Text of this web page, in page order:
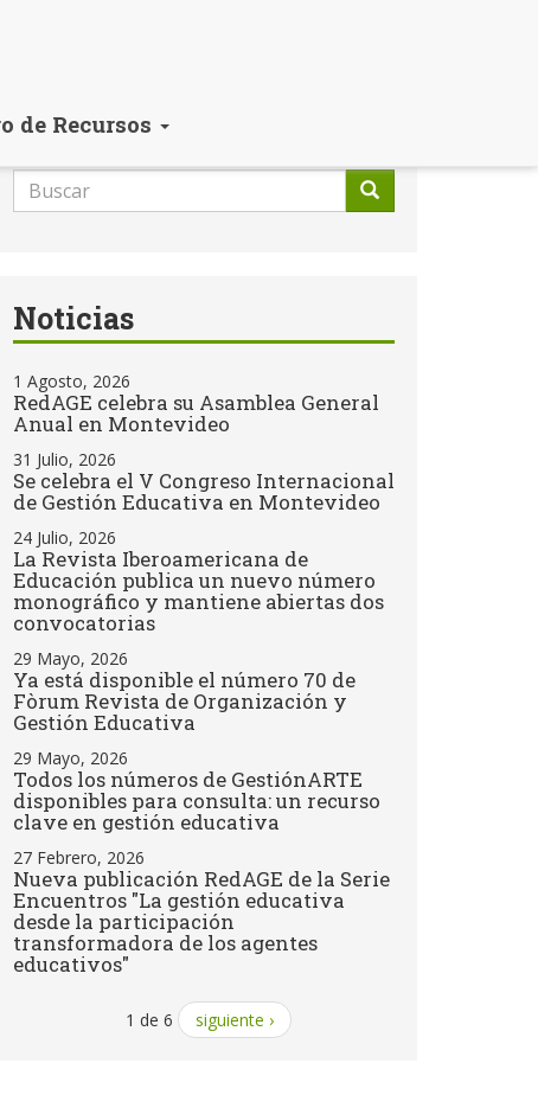
de Recursos
Formulario
de
Noticias
1 Agosto, 2026
RedAGE celebra su Asamblea General
Anual en Montevideo
31 Julio, 2026
Se celebra el V Congreso Internacional
de Gestión Educativa en Montevideo
24 Julio, 2026
La Revista Iberoamericana de
Educación publica un nuevo número
monográfico y mantiene abiertas dos
convocatorias
29 Mayo, 2026
Ya está disponible el número 70 de
Fòrum Revista de Organización y
Gestión Educativa
29 Mayo, 2026
Todos los números de GestiónARTE
disponibles para consulta: un recurso
clave en gestión educativa
27 Febrero, 2026
Nueva publicación RedAGE de la Serie
Encuentros "La gestión educativa
desde la participación
transformadora de los agentes
educativos"
1 de 6 siguiente ›